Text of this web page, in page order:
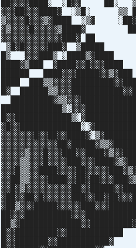
██▓▓▓▓████░ ░█▓▓ ██░
▓▓▓██▓▓▓████▓ ░▒█░ ▒▒
▒▓▓▓▓█▓▓▓▒▓████ ░▒▓
▓▒▓▓▓▓█▓▓▓▓▓▒████▓
▓▓▓▓▓▓▓▓▓▓▓▓▓███▓ ██
▒█▓█▓▓▓▓▓███▓ ▒█████
█▒ ▓▓▓███▒ ░████▒▓████
████▓▒███
██████
████
█▓